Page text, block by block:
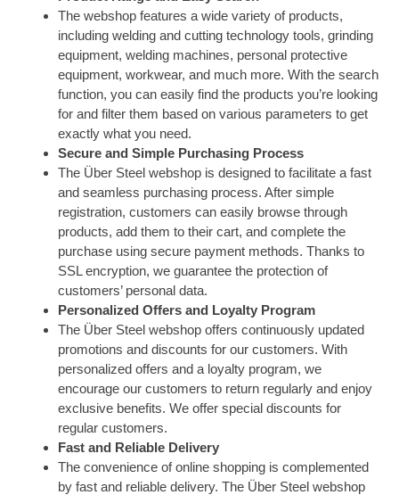
The webshop features a wide variety of products,
including welding and cutting technology tools, grinding
equipment, welding machines, personal protective
equipment, workwear, and much more. With the search
function, you can easily find the products you’re looking
for and filter them based on various parameters to get
exactly what you need.
Secure and Simple Purchasing Process
The Über Steel webshop is designed to facilitate a fast
and seamless purchasing process. After simple
registration, customers can easily browse through
products, add them to their cart, and complete the
purchase using secure payment methods. Thanks to
SSL encryption, we guarantee the protection of
customers’ personal data.
Personalized Offers and Loyalty Program
The Über Steel webshop offers continuously updated
promotions and discounts for our customers. With
personalized offers and a loyalty program, we
encourage our customers to return regularly and enjoy
exclusive benefits. We offer special discounts for
regular customers.
Fast and Reliable Delivery
The convenience of online shopping is complemented
by fast and reliable delivery. The Über Steel webshop